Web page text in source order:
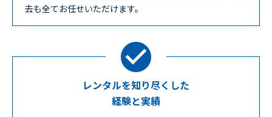
去も全てお任せいただけます。
レンタルを知り尽くした
経験と実績